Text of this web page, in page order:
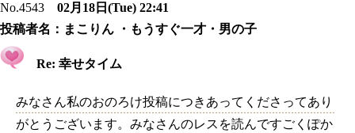
No.4543
02月18日(Tue) 22:41
投稿者名： まこりん ・もうすぐ一才・男の子
Re: 幸せタイム
みなさん私のおのろけ投稿につきあってくださってあり
がとうございます。みなさんのレスを読んですごくぽか